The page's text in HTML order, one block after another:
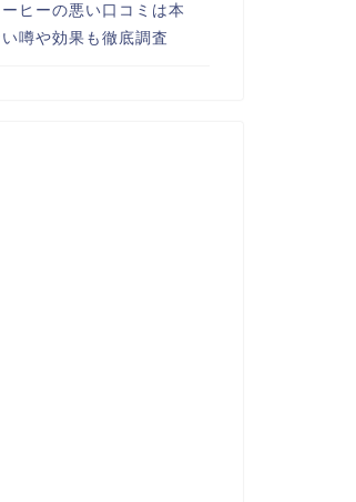
ヒーの悪い口コミは本
噂や効果も徹底調査